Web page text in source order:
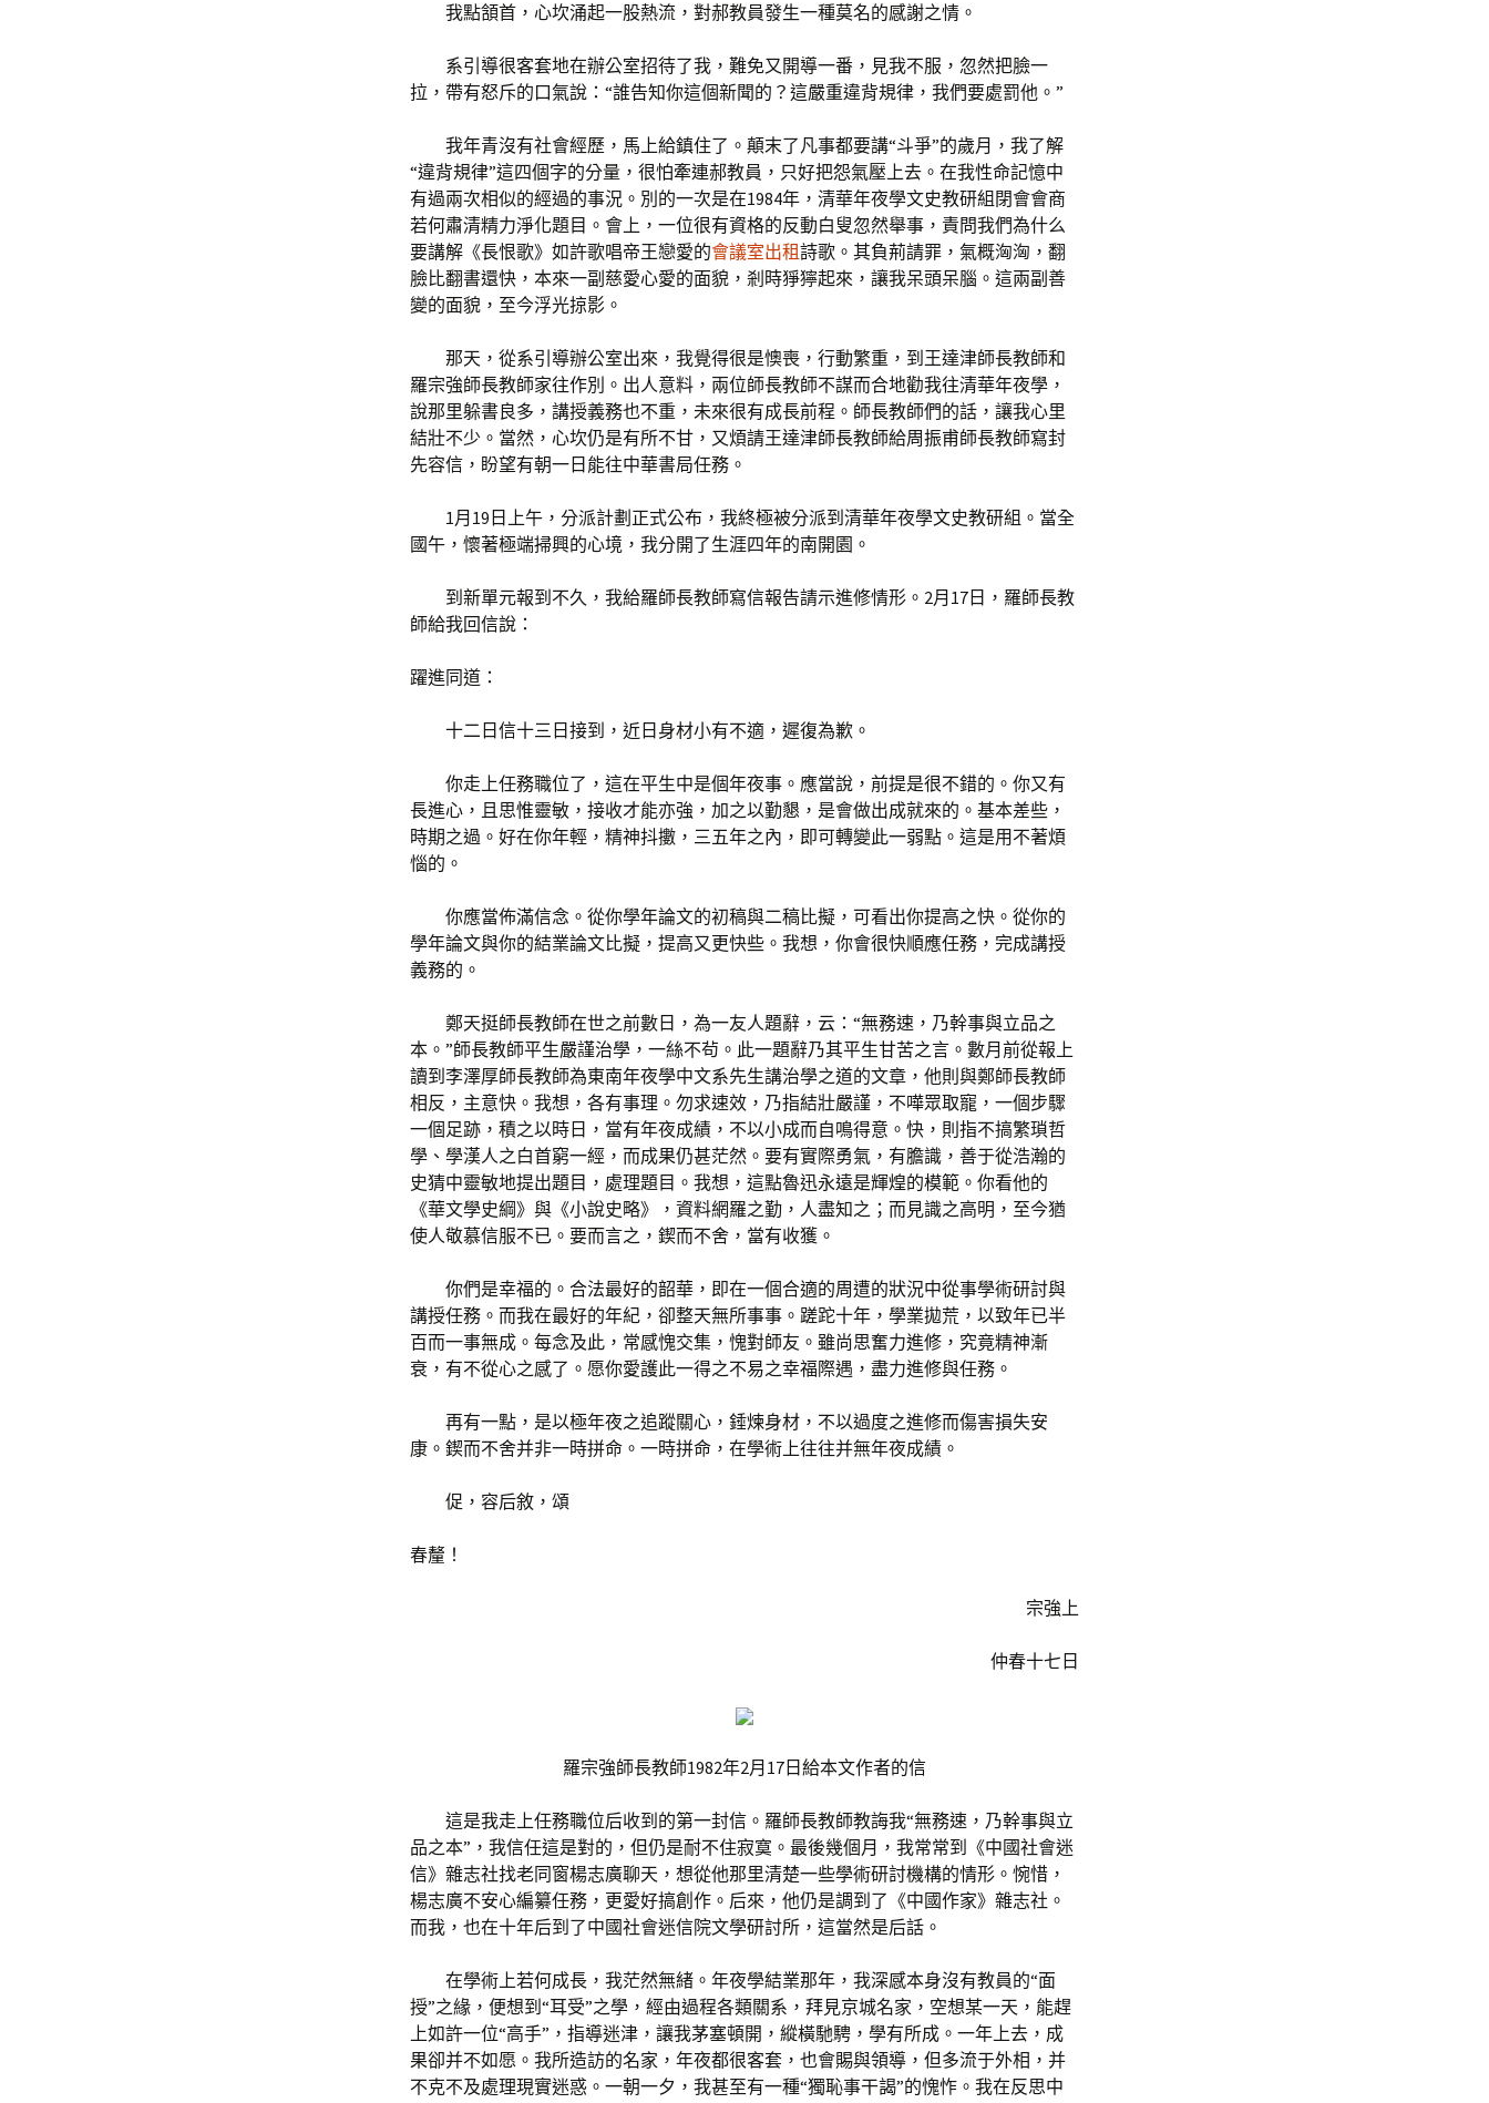
我點頷首，心坎涌起一股熱流，對郝教員發生一種莫名的感謝之情。
系引導很客套地在辦公室招待了我，難免又開導一番，見我不服，忽然把臉一
拉，帶有怒斥的口氣說：“誰告知你這個新聞的？這嚴重違背規律，我們要處罰他。”
我年青沒有社會經歷，馬上給鎮住了。顛末了凡事都要講“斗爭”的歲月，我了解
“違背規律”這四個字的分量，很怕牽連郝教員，只好把怨氣壓上去。在我性命記憶中
有過兩次相似的經過的事況。別的一次是在1984年，清華年夜學文史教研組閉會會商
若何肅清精力淨化題目。會上，一位很有資格的反動白叟忽然舉事，責問我們為什么
要講解《長恨歌》如許歌唱帝王戀愛的會議室出租詩歌。其負荊請罪，氣概洶洶，翻
臉比翻書還快，本來一副慈愛心愛的面貌，剎時猙獰起來，讓我呆頭呆腦。這兩副善
變的面貌，至今浮光掠影。
那天，從系引導辦公室出來，我覺得很是懊喪，行動繁重，到王達津師長教師和
羅宗強師長教師家往作別。出人意料，兩位師長教師不謀而合地勸我往清華年夜學，
說那里躲書良多，講授義務也不重，未來很有成長前程。師長教師們的話，讓我心里
結壯不少。當然，心坎仍是有所不甘，又煩請王達津師長教師給周振甫師長教師寫封
先容信，盼望有朝一日能往中華書局任務。
1月19日上午，分派計劃正式公布，我終極被分派到清華年夜學文史教研組。當全
國午，懷著極端掃興的心境，我分開了生涯四年的南開園。
到新單元報到不久，我給羅師長教師寫信報告請示進修情形。2月17日，羅師長教
師給我回信說：
躍進同道：
十二日信十三日接到，近日身材小有不適，遲復為歉。
你走上任務職位了，這在平生中是個年夜事。應當說，前提是很不錯的。你又有
長進心，且思惟靈敏，接收才能亦強，加之以勤懇，是會做出成就來的。基本差些，
時期之過。好在你年輕，精神抖擻，三五年之內，即可轉變此一弱點。這是用不著煩
惱的。
你應當佈滿信念。從你學年論文的初稿與二稿比擬，可看出你提高之快。從你的
學年論文與你的結業論文比擬，提高又更快些。我想，你會很快順應任務，完成講授
義務的。
鄭天挺師長教師在世之前數日，為一友人題辭，云：“無務速，乃幹事與立品之
本。”師長教師平生嚴謹治學，一絲不茍。此一題辭乃其平生甘苦之言。數月前從報上
讀到李澤厚師長教師為東南年夜學中文系先生講治學之道的文章，他則與鄭師長教師
相反，主意快。我想，各有事理。勿求速效，乃指結壯嚴謹，不嘩眾取寵，一個步驟
一個足跡，積之以時日，當有年夜成績，不以小成而自鳴得意。快，則指不搞繁瑣哲
學、學漢人之白首窮一經，而成果仍甚茫然。要有實際勇氣，有膽識，善于從浩瀚的
史猜中靈敏地提出題目，處理題目。我想，這點魯迅永遠是輝煌的模範。你看他的
《華文學史綱》與《小說史略》，資料網羅之勤，人盡知之；而見識之高明，至今猶
使人敬慕信服不已。要而言之，鍥而不舍，當有收獲。
你們是幸福的。合法最好的韶華，即在一個合適的周遭的狀況中從事學術研討與
講授任務。而我在最好的年紀，卻整天無所事事。蹉跎十年，學業拋荒，以致年已半
百而一事無成。每念及此，常感愧交集，愧對師友。雖尚思奮力進修，究竟精神漸
衰，有不從心之感了。愿你愛護此一得之不易之幸福際遇，盡力進修與任務。
再有一點，是以極年夜之追蹤關心，錘煉身材，不以過度之進修而傷害損失安
康。鍥而不舍并非一時拼命。一時拼命，在學術上往往并無年夜成績。
促，容后敘，頌
春釐！
宗強上
仲春十七日
羅宗強師長教師1982年2月17日給本文作者的信
這是我走上任務職位后收到的第一封信。羅師長教師教誨我“無務速，乃幹事與立
品之本”，我信任這是對的，但仍是耐不住寂寞。最後幾個月，我常常到《中國社會迷
信》雜志社找老同窗楊志廣聊天，想從他那里清楚一些學術研討機構的情形。惋惜，
楊志廣不安心編纂任務，更愛好搞創作。后來，他仍是調到了《中國作家》雜志社。
而我，也在十年后到了中國社會迷信院文學研討所，這當然是后話。
在學術上若何成長，我茫然無緒。年夜學結業那年，我深感本身沒有教員的“面
授”之緣，便想到“耳受”之學，經由過程各類關系，拜見京城名家，空想某一天，能趕
上如許一位“高手”，指導迷津，讓我茅塞頓開，縱橫馳騁，學有所成。一年上去，成
果卻并不如愿。我所造訪的名家，年夜都很客套，也會賜與領導，但多流于外相，并
不克不及處理現實迷惑。一朝一夕，我甚至有一種“獨恥事干謁”的愧怍。我在反思中